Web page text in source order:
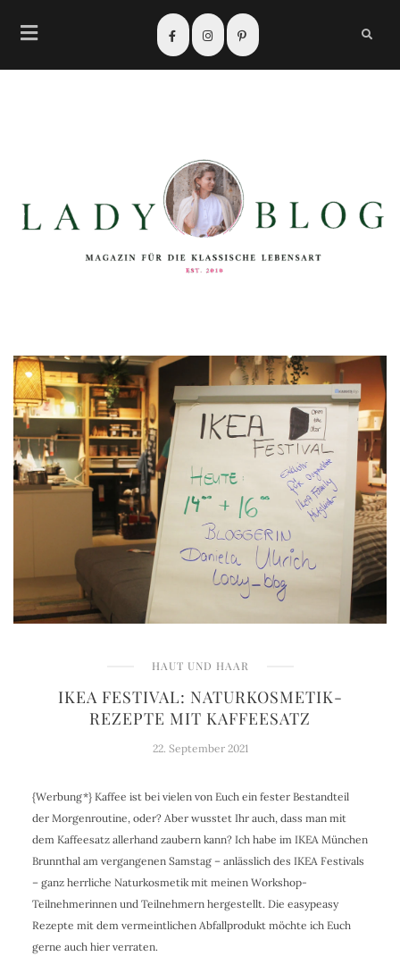
HAUT UND HAAR
IKEA FESTIVAL: NATURKOSMETIK-
REZEPTE MIT KAFFEESATZ
22. September 2021
{Werbung*} Kaffee ist bei vielen von Euch ein fester Bestandteil
der Morgenroutine, oder? Aber wusstet Ihr auch, dass man mit
dem Kaffeesatz allerhand zaubern kann? Ich habe im IKEA München
Brunnthal am vergangenen Samstag – anlässlich des IKEA Festivals
– ganz herrliche Naturkosmetik mit meinen Workshop-
Teilnehmerinnen und Teilnehmern hergestellt. Die easypeasy
Rezepte mit dem vermeintlichen Abfallprodukt möchte ich Euch
gerne auch hier verraten.